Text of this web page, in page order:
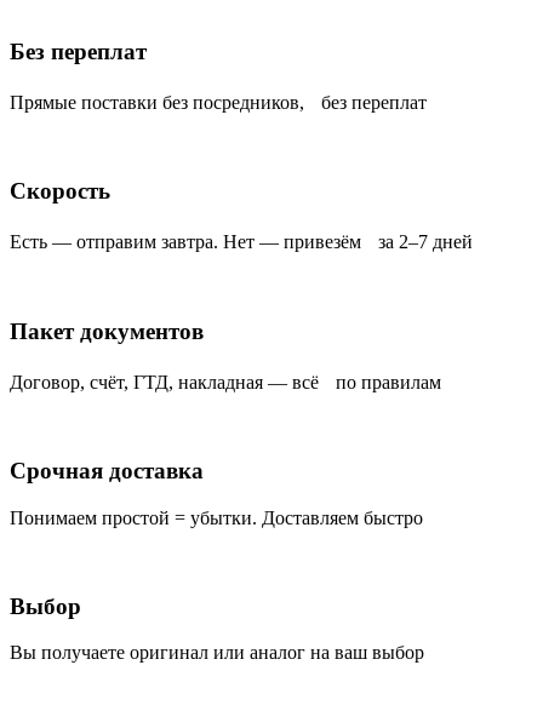
Без переплат
Прямые поставки без посредников, без переплат
Скорость
Есть — отправим завтра. Нет — привезём за 2–7 дней
Пакет документов
Договор, счёт, ГТД, накладная — всё по правилам
Срочная доставка
Понимаем простой = убытки. Доставляем быстро
Выбор
Вы получаете оригинал или аналог на ваш выбор